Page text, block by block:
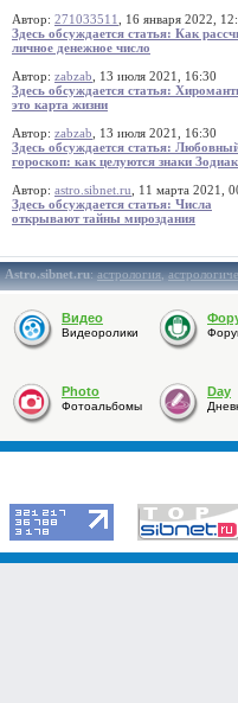
Автор: 271033511
, 16 января 2022,
Здесь обсуждается статья: Как
личное денежное число
Автор: zabzab , 13 июля 2021, 16:30
Здесь обсуждается статья:
это карта жизни
Автор: zabzab , 13 июля 2021, 16:30
Здесь обсуждается статья:
гороскоп: как целуются знаки
Автор: astro.sibnet.ru , 11 марта 2021,
Здесь обсуждается статья: Числа
открывают тайны мироздания
Astro.sibnet.ru:астрология,
Видео
Видеоролики
Photo
Фотоальбомы
Day